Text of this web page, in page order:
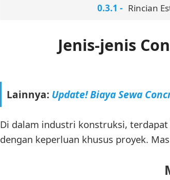
Rincian
Jenis-jenis
Lainnya: Update! Biaya Sewa
Di dalam industri konstruksi,
dengan keperluan khusus proyek.